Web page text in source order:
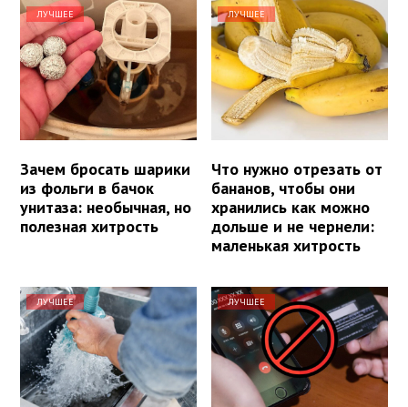
ЛУЧШЕЕ
Зачем бросать шарики
из фольги в бачок
унитаза: необычная, но
полезная хитрость
ЛУЧШЕЕ
Что нужно отрезать от
бананов, чтобы они
хранились как можно
дольше и не чернели:
маленькая хитрость
ЛУЧШЕЕ ЛУЧШЕЕ